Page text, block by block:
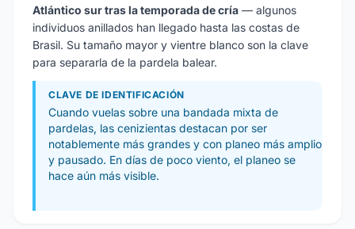
Atlántico sur tras la temporada de cría — algunos
individuos anillados han llegado hasta las costas de
Brasil. Su tamaño mayor y vientre blanco son la clave
para separarla de la pardela balear.
CLAVE DE IDENTIFICACIÓN
Cuando vuelas sobre una bandada mixta de
pardelas, las cenizientas destacan por ser
notablemente más grandes y con planeo más amplio
y pausado. En días de poco viento, el planeo se
hace aún más visible.